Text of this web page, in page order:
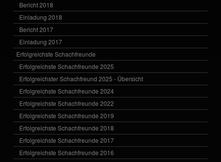
Bericht 2018
Einladung 2018
Bericht 2017
Einladung 2017
Erfolgreichste Schachfreunde
Erfolgreichste Schachfreunde 2025
Erfolgreichster Schachfreund 2025 - Übersicht
Erfolgreichste Schachfreunde 2024
Erfolgreichste Schachfreunde 2022
Erfolgreichste Schachfreunde 2019
Erfolgreichste Schachfreunde 2018
Erfolgreichste Schachfreunde 2017
Erfolgreichste Schachfreunde 2016